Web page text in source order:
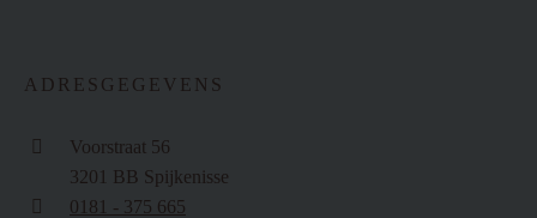
ADRESGEGEVENS
Voorstraat 56
3201 BB Spijkenisse
0181 - 375 665